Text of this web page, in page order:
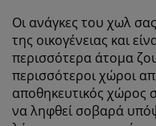
Οι ανάγκες του χωλ
της οικογένειας και
περισσότερα άτομα
περισσότεροι χώροι
αποθηκευτικός χώρος
να ληφθεί σοβαρά